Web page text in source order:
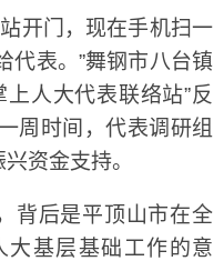
开门，现在手机扫一
代表。”舞钢市八台镇
人大代表联络站”反
周时间，代表调研组
资金支持。
后是平顶山市在全
大基层基础工作的意